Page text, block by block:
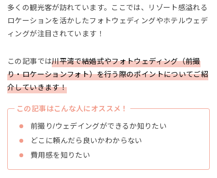
多くの観光客が訪れています。ここでは、リゾート感溢れる
ロケーションを活かしたフォトウェディングやホテルウェデ
ィングが注目されています！
この記事では川平湾で結婚式やフォトウェディング（前撮
り・ロケーションフォト）を行う際のポイントについてご紹
介していきます！
この記事はこんな人にオススメ！
前撮り/ウェデイングができるか知りたい
どこに頼んだら良いかわからない
費用感を知りたい